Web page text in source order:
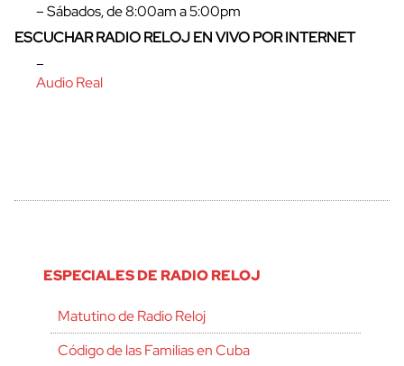
– Sábados, de 8:00am a 5:00pm
ESCUCHAR RADIO RELOJ EN VIVO POR INTERNET
–
Audio Real
ESPECIALES DE RADIO RELOJ
Matutino de Radio Reloj
Código de las Familias en Cuba